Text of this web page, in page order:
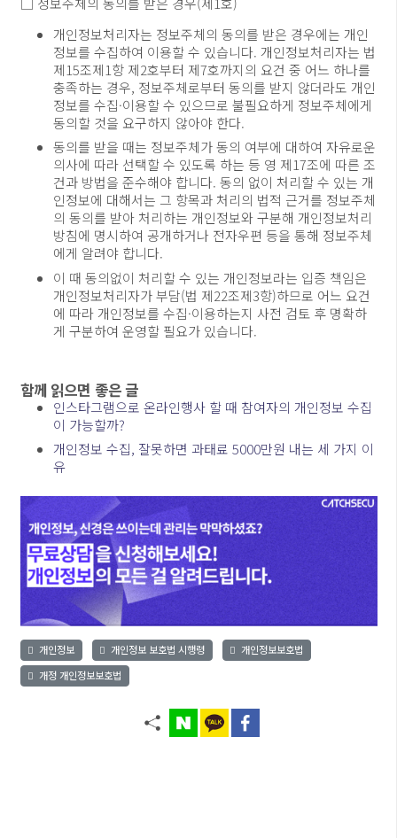
개인정보처리자는 정보주체의 동의를 받은 경우에는 개인
정보를 수집하여 이용할 수 있습니다. 개인정보처리자는 법
제15조제1항 제2호부터 제7호까지의 요건 중 어느 하나를
충족하는 경우, 정보주체로부터 동의를 받지 않더라도 개인
정보를 수집·이용할 수 있으므로 불필요하게 정보주체에게
동의할 것을 요구하지 않아야 한다.
동의를 받을 때는 정보주체가 동의 여부에 대하여 자유로운
의사에 따라 선택할 수 있도록 하는 등 영 제17조에 따른 조
건과 방법을 준수해야 합니다. 동의 없이 처리할 수 있는 개
인정보에 대해서는 그 항목과 처리의 법적 근거를 정보주체
의 동의를 받아 처리하는 개인정보와 구분해 개인정보처리
방침에 명시하여 공개하거나 전자우편 등을 통해 정보주체
에게 알려야 합니다.
이 때 동의없이 처리할 수 있는 개인정보라는 입증 책임은
개인정보처리자가 부담(법 제22조제3항)하므로 어느 요건
에 따라 개인정보를 수집·이용하는지 사전 검토 후 명확하
게 구분하여 운영할 필요가 있습니다.
함께 읽으면 좋은 글
인스타그램으로 온라인행사 할 때 참여자의 개인정보 수집
이 가능할까?
개인정보 수집, 잘못하면 과태료 5000만원 내는 세 가지 이
유
개인정보 개인정보 보호법 시행령
개인정보보호법
개정 개인정보보호법